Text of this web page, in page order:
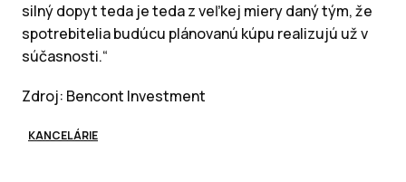
silný dopyt teda je teda z veľkej miery daný tým, že
spotrebitelia budúcu plánovanú kúpu realizujú už v
súčasnosti.“
Zdroj: Bencont Investment
KANCELÁRIE